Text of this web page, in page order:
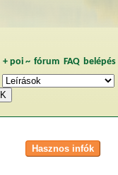
+ poi~ fórum FAQ belépés